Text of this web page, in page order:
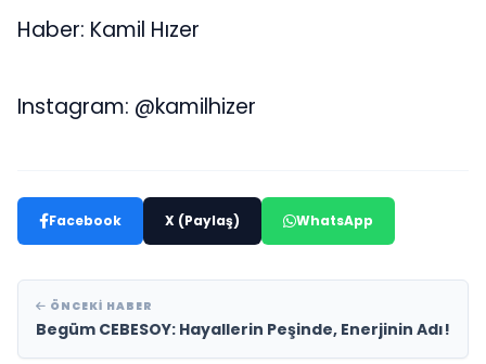
Haber: Kamil Hızer
Instagram: @kamilhizer
Facebook X (Paylaş) WhatsApp
ÖNCEKI HABER
Begüm CEBESOY: Hayallerin Peşinde, Enerjinin Adı!